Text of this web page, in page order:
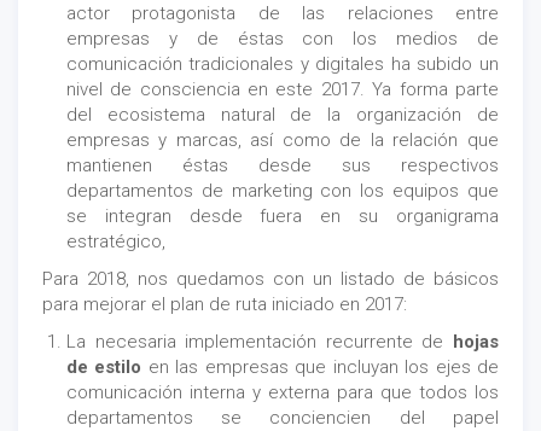
actor protagonista de las relaciones entre
empresas y de éstas con los medios de
comunicación tradicionales y digitales ha subido un
nivel de consciencia en este 2017. Ya forma parte
del ecosistema natural de la organización de
empresas y marcas, así como de la relación que
mantienen éstas desde sus respectivos
departamentos de marketing con los equipos que
se integran desde fuera en su organigrama
estratégico,
Para 2018, nos quedamos con un listado de básicos
para mejorar el plan de ruta iniciado en 2017:
La necesaria implementación recurrente de
hojas
de estilo en las empresas que incluyan los ejes de
comunicación interna y externa para que todos los
departamentos se conciencien del papel